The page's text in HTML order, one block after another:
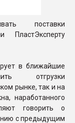
поставки
ПластЭксперту
в ближайшие
отгрузки
рынке, так и на
наработанного
говорить о
с предыдущим